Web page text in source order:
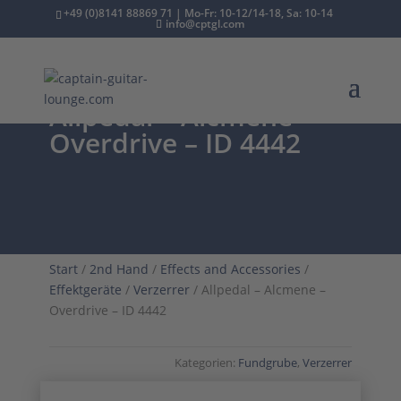
+49 (0)8141 88869 71 | Mo-Fr: 10-12/14-18, Sa: 10-14
info@cptgl.com
Allpedal – Alcmene –
Overdrive – ID 4442
Start/ 2nd Hand / Effects and Accessories /
Effektgeräte / Verzerrer/ Allpedal – Alcmene –
Overdrive – ID 4442
Kategorien: Fundgrube,Verzerrer